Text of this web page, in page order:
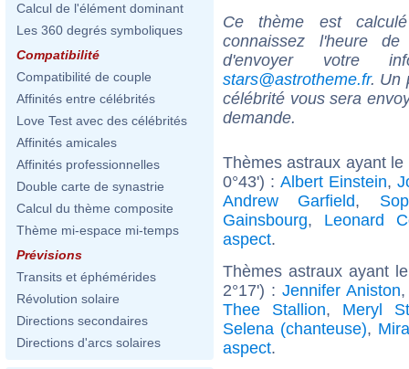
Calcul de l'élément dominant
Les 360 degrés symboliques
Compatibilité
Compatibilité de couple
Affinités entre célébrités
Love Test avec des célébrités
Affinités amicales
Affinités professionnelles
Double carte de synastrie
Calcul du thème composite
Thème mi-espace mi-temps
Prévisions
Transits et éphémérides
Révolution solaire
Directions secondaires
Directions d'arcs solaires
Ce thème est
connaissez l'heure
d'envoyer votre
stars@astrotheme.fr. Un
célébrité vous sera
demande.
Thèmes astraux ayant
0°43') : Albert Einstein,
Andrew Garfield,
Gainsbourg, Leonard
aspect.
Thèmes astraux ayant
2°17') :Jennifer Aniston
Thee Stallion, Meryl
Selena (chanteuse),
aspect.